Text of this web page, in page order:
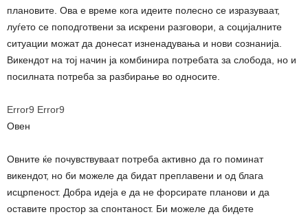
плановите. Ова е време кога идеите полесно се изразуваат,
луѓето се поподготвени за искрени разговори, а социјалните
ситуации можат да донесат изненадувања и нови сознанија.
Викендот на тој начин ја комбинира потребата за слобода, но и
посилната потреба за разбирање во односите.
Error9 Error9
Овен
Овните ќе почувствуваат потреба активно да го поминат
викендот, но би можеле да бидат преплавени и од блага
исцрпеност. Добра идеја е да не форсирате планови и да
оставите простор за спонтаност. Би можеле да бидете